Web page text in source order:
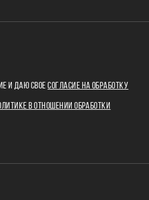
И ДАЮ СВОЕСОГЛАСИЕ НА ОБРАБОТКУ
В ОТНОШЕНИИ ОБРАБОТКИ